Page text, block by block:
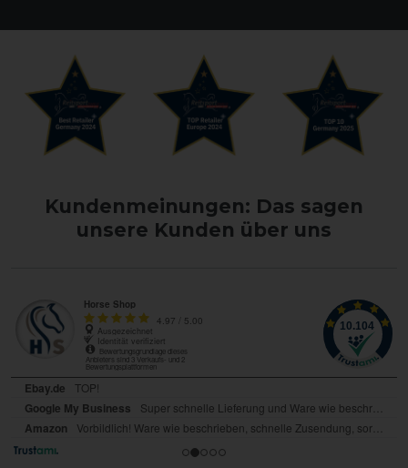
Kundenmeinungen: Das sagen
unsere Kunden über uns